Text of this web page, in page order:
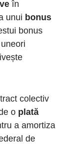
în
unui bonus
bonus
colectiv
o plată
a amortiza
de